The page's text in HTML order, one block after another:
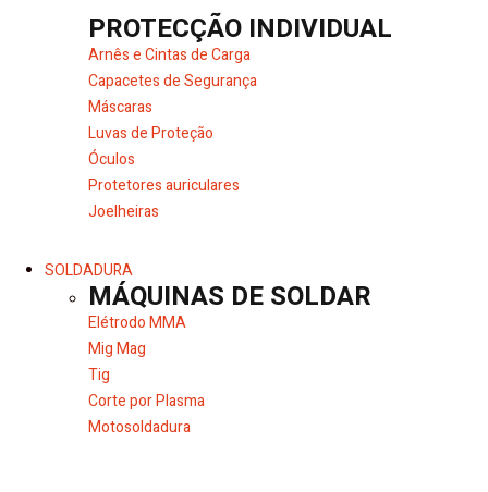
PROTECÇÃO INDIVIDUAL
Arnês e Cintas de Carga
Capacetes de Segurança
Máscaras
Luvas de Proteção
Óculos
Protetores auriculares
Joelheiras
SOLDADURA
MÁQUINAS DE SOLDAR
Elétrodo MMA
Mig Mag
Tig
Corte por Plasma
Motosoldadura